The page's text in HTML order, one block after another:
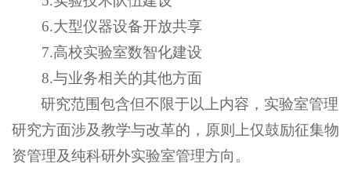
6.大型仪器设备开放共享
7.高校实验室数智化建设
8.与业务相关的其他方面
研究范围包含但不限于以上内容，实验室管理
研究方面涉及教学与改革的，原则上仅鼓励征集物
资管理及纯科研外实验室管理方向。